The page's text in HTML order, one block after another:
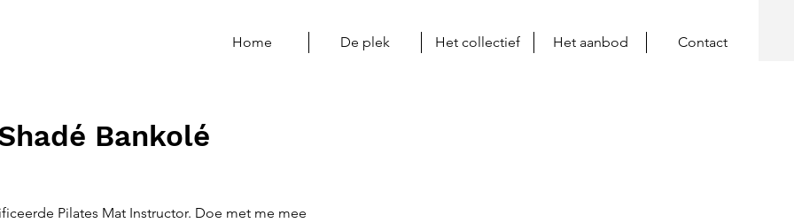
Home De plek Het collectief Het aanbod Contact
Bankolé
Pilates Mat Instructor. Doe met me mee